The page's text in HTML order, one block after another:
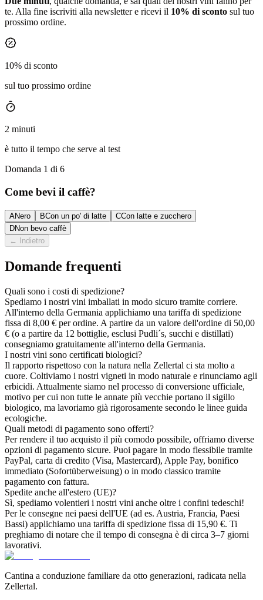
te. Alla fine iscriviti alla newsletter e ricevi il 10% di sconto sul tuo
prossimo ordine.
10% di sconto
sul tuo prossimo ordine
2 minuti
è tutto il tempo che serve al test
Domanda 1 di 6
Come bevi il caffè?
ANero BCon un po' di latte CCon latte e zucchero
DNon bevo caffè
←
Indietro
Domande frequenti
Quali sono i costi di spedizione?
Spediamo i nostri vini imballati in modo sicuro tramite corriere.
All'interno della Germania applichiamo una tariffa di spedizione
fissa di 8,00 € per ordine. A partire da un valore dell'ordine di 50,00
€ (o a partire da 12 bottiglie, esclusi Pudli´s, succhi e distillati)
consegniamo gratuitamente all'interno della Germania.
I nostri vini sono certificati biologici?
Il rapporto rispettoso con la natura nella Zellertal ci sta molto a
cuore. Coltiviamo i nostri vigneti in modo naturale e rinunciamo agli
erbicidi. Attualmente siamo nel processo di conversione ufficiale,
motivo per cui non tutte le annate più vecchie portano il sigillo
biologico, ma lavoriamo già rigorosamente secondo le linee guida
ecologiche.
Quali metodi di pagamento sono offerti?
Per rendere il tuo acquisto il più comodo possibile, offriamo diverse
opzioni di pagamento sicure. Puoi pagare in modo flessibile tramite
PayPal, carta di credito (Visa, Mastercard), Apple Pay, bonifico
immediato (Sofortüberweisung) o in modo classico tramite
pagamento con fattura.
Spedite anche all'estero (UE)?
Sì, spediamo volentieri i nostri vini anche oltre i confini tedeschi!
Per le consegne nei paesi dell'UE (ad es. Austria, Francia, Paesi
Bassi) applichiamo una tariffa di spedizione fissa di 15,90 €. Ti
preghiamo di notare che il tempo di consegna è di circa 3–7 giorni
lavorativi.
Cantina a conduzione familiare da otto generazioni, radicata nella
Zellertal.